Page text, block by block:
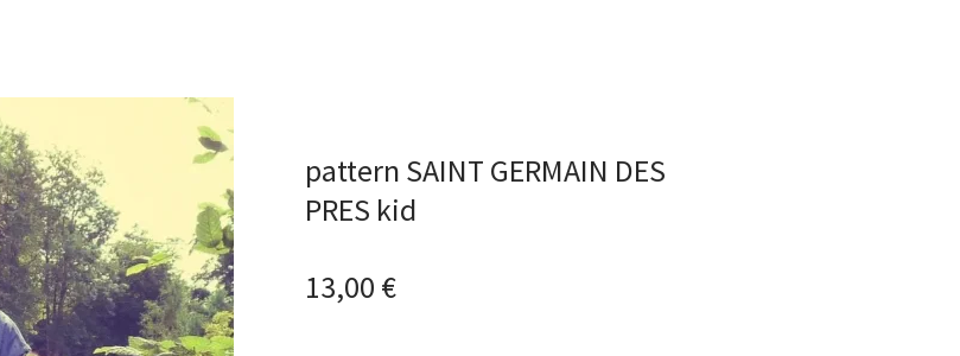
pattern SAINT GERMAIN DES
PRES kid
13,00 €